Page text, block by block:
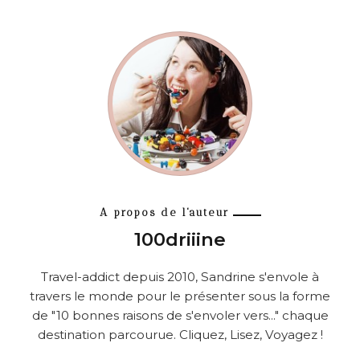
A propos de l'auteur
100driiine
Travel-addict depuis 2010, Sandrine s'envole à
travers le monde pour le présenter sous la forme
de "10 bonnes raisons de s'envoler vers..." chaque
destination parcourue. Cliquez, Lisez, Voyagez !